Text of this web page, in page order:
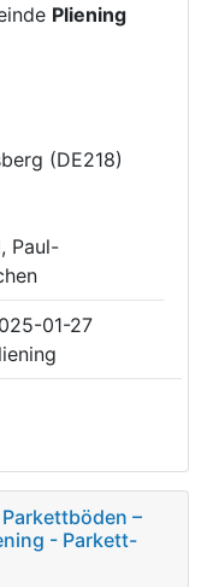
Pliening
(DE218)
Paul-
01-27
–
- Parkett-